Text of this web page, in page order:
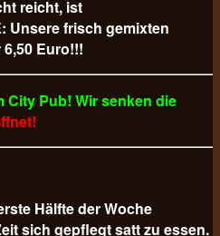
reicht, ist
Unsere frisch gemixten
Euro!!!
City Pub! Wir senken die
Hälfte der Woche
sich gepflegt satt zu essen.